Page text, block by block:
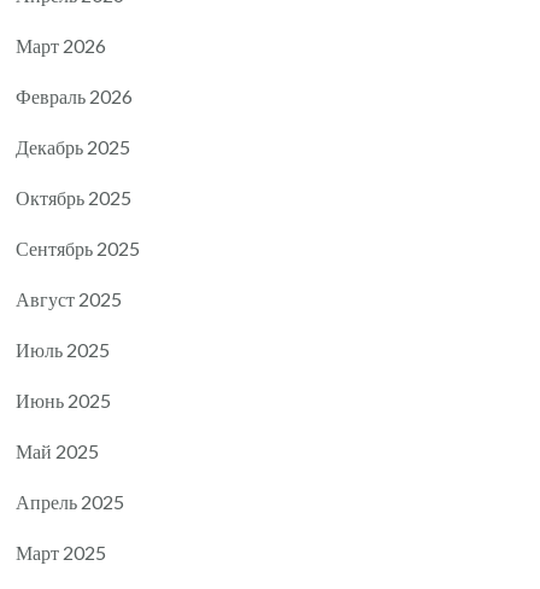
Март 2026
Февраль 2026
Декабрь 2025
Октябрь 2025
Сентябрь 2025
Август 2025
Июль 2025
Июнь 2025
Май 2025
Апрель 2025
Март 2025